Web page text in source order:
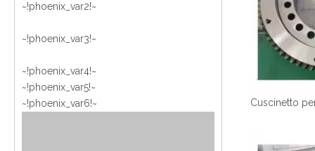
~!phoenix_var2!~
~!phoenix_var3!~
~!phoenix_var4!~
~!phoenix_var5!~
~!phoenix_var6!~